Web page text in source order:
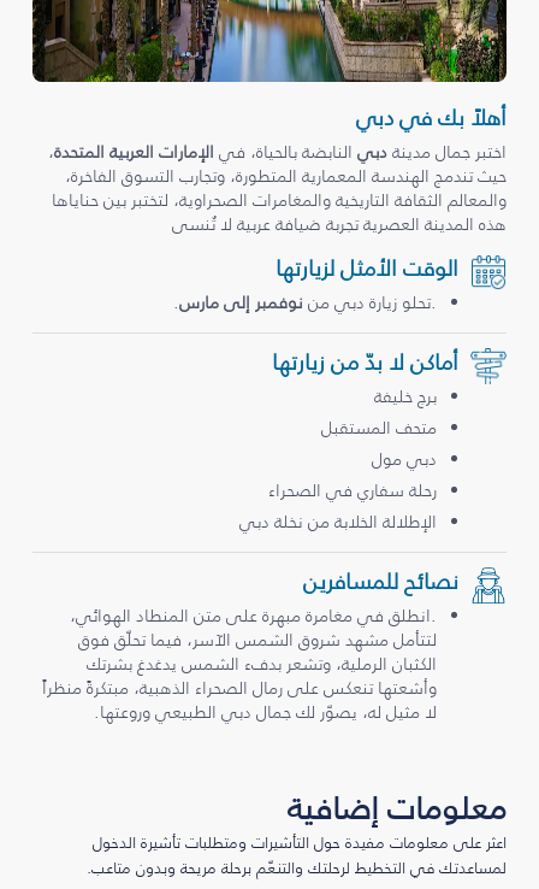
أهلاً بك في دبي
اختبر جمال مدينةدبيالنابضة بالحياة، في الإمارات العربية المتحدة،
حيث تندمج الهندسة المعمارية المتطورة، وتجارب التسوق الفاخرة،
والمعالم الثقافة التاريخية والمغامرات الصحراوية، لتختبر بين حناياها
هذه المدينة العصرية تجربة ضيافة عربية لا تُنسى
الوقت الأمثل لزيارتها
.تحلو زيارة دبي من نوفمبر إلى مارس.
أماكن لا بدّ من زيارتها
برج خليفة
متحف المستقبل
دبي مول
رحلة سفاري في الصحراء
الإطلالة الخلابة من نخلة دبي
نصائح للمسافرين
.انطلق في مغامرة مبهرة على متن المنطاد الهوائي،
لتتأمل مشهد شروق الشمس الآسر، فيما تحلّق فوق
الكثبان الرملية، وتشعر بدفء الشمس يدغدغ بشرتك
وأشعتها تنعكس على رمال الصحراء الذهبية، مبتكرةً منظراً
لا مثيل له، يصوّر لك جمال دبي الطبيعي وروعتها.
معلومات إضافية
اعثر على معلومات مفيدة حول التأشيرات ومتطلبات تأشيرة الدخول
لمساعدتك في التخطيط لرحلتك والتنعّم برحلة مريحة وبدون متاعب.